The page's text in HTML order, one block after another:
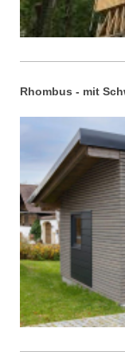
Rhombus - mit